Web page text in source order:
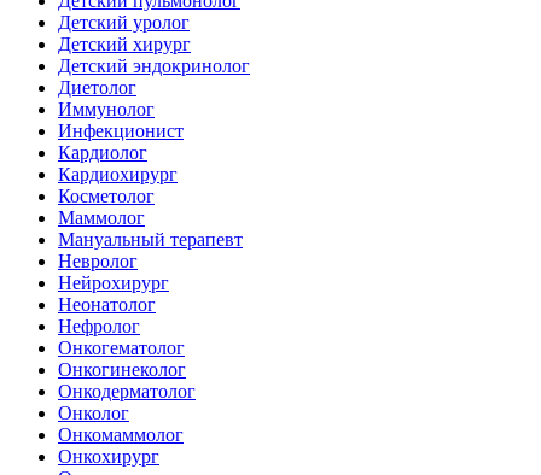
Детский уролог
Детский хирург
Детский эндокринолог
Диетолог
Иммунолог
Инфекционист
Кардиолог
Кардиохирург
Косметолог
Маммолог
Мануальный терапевт
Невролог
Нейрохирург
Неонатолог
Нефролог
Онкогематолог
Онкогинеколог
Онкодерматолог
Онколог
Онкомаммолог
Онкохирург